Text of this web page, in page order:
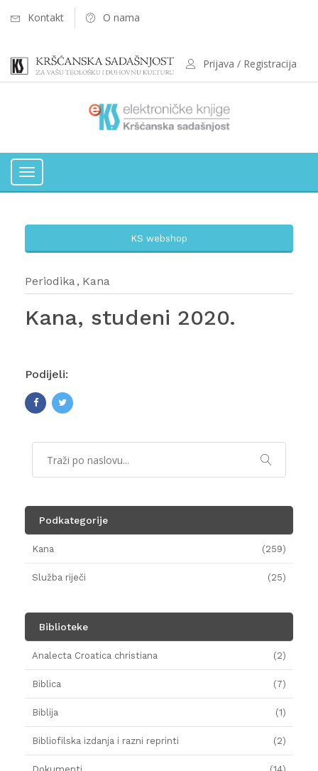
Kontakt O nama
Prijava / Registracija
Toggle
KS webshop
Periodika Kana
Kana, studeni 2020.
Podijeli:
Podkategorije
Kana (259)
Služba riječi (25)
Biblioteke
Analecta Croatica christiana (2)
Biblica (7)
Biblija (1)
Bibliofilska izdanja i razni reprinti (2)